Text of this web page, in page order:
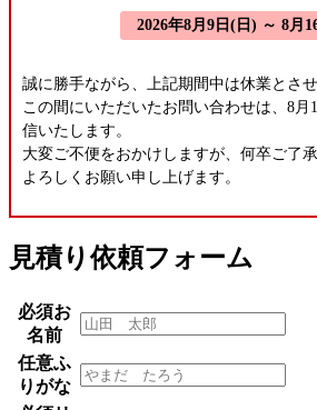
2026年8月9日(日) ～ 8月
誠に勝手ながら、上記期間中は休業とさ
この間にいただいたお問い合わせは、8月
信いたします。
大変ご不便をおかけしますが、何卒ご了
よろしくお願い申し上げます。
見積り依頼フォーム
必須お
名前
任意ふ
りがな